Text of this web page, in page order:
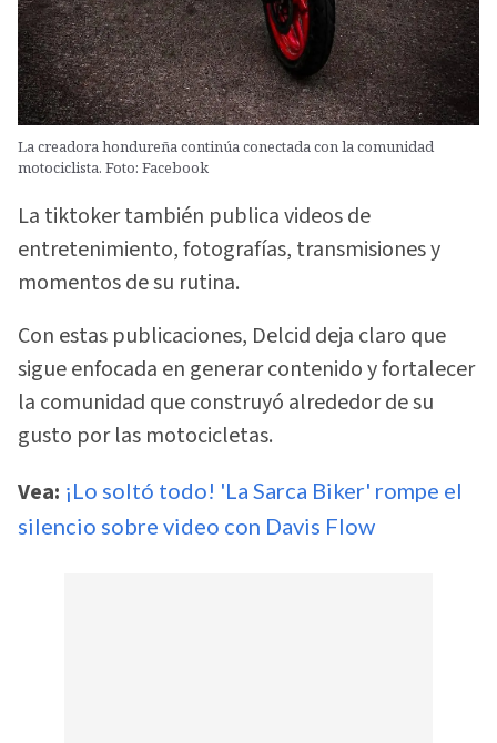
La creadora hondureña continúa conectada con la comunidad
motociclista. Foto: Facebook
La tiktoker también publica videos de
entretenimiento, fotografías, transmisiones y
momentos de su rutina.
Con estas publicaciones, Delcid deja claro que
sigue enfocada en generar contenido y fortalecer
la comunidad que construyó alrededor de su
gusto por las motocicletas.
Vea: ¡Lo soltó todo! 'La Sarca Biker' rompe el
silencio sobre video con Davis Flow